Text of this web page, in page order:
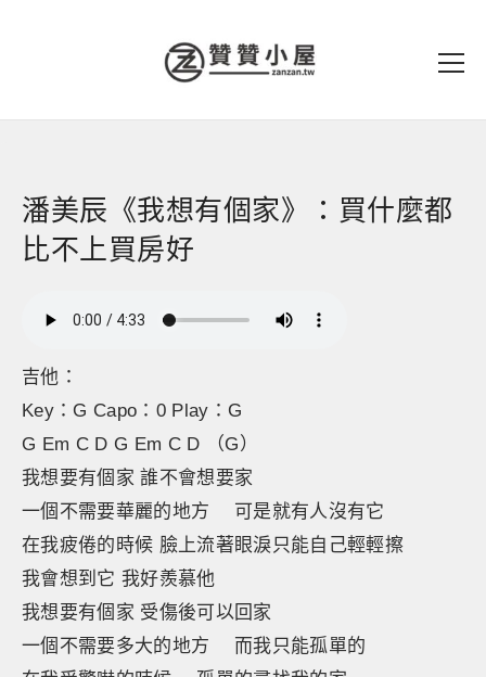
潘美辰《我想有個家》：買什麼都
比不上買房好
吉他：
Key：G Capo：0 Play：G
G Em C D G Em C D （G）
我想要有個家 誰不會想要家
一個不需要華麗的地方 可是就有人沒有它
在我疲倦的時候 臉上流著眼淚只能自己輕輕擦
我會想到它 我好羨慕他
我想要有個家 受傷後可以回家
一個不需要多大的地方 而我只能孤單的